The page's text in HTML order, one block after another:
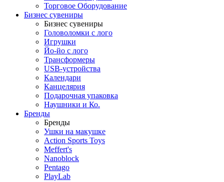
Торговое Оборудование
Бизнес сувениры
Бизнес сувениры
Головоломки с лого
Игрушки
Йо-йо с лого
Трансформеры
USB-устройства
Календари
Канцелярия
Подарочная упаковка
Наушники и Ко.
Бренды
Бренды
Ушки на макушке
Action Sports Toys
Meffert's
Nanoblock
Pentago
PlayLab